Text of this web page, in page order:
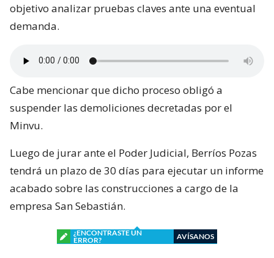
objetivo analizar pruebas claves ante una eventual
demanda.
Cabe mencionar que dicho proceso obligó a
suspender las demoliciones decretadas por el
Minvu.
Luego de jurar ante el Poder Judicial, Berríos Pozas
tendrá un plazo de 30 días para ejecutar un informe
acabado sobre las construcciones a cargo de la
empresa San Sebastián.
¿ENCONTRASTE UN
ERROR?
AVÍSANOS